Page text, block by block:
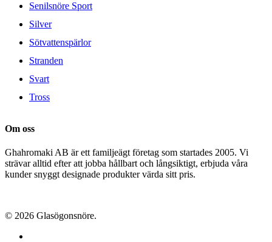
Senilsnöre Sport
Silver
Sötvattenspärlor
Stranden
Svart
Tross
Om oss
Ghahromaki AB är ett familjeägt företag som startades 2005. Vi
strävar alltid efter att jobba hållbart och långsiktigt, erbjuda våra
kunder snyggt designade produkter värda sitt pris.
© 2026 Glasögonsnöre.